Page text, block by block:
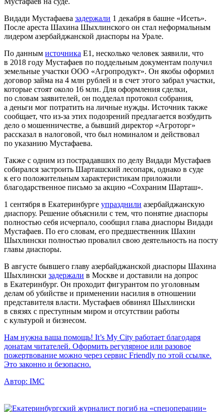
Видади Мустафаева задержали 1 декабря в башне «Исеть».
После ареста Шахина Шыхлинского он стал неформальным
лидером азербайджанской диаспоры на Урале.
По данным источника E1, несколько человек заявили, что
в 2018 году Мустафаев по поддельным документам получил
земельные участки ООО «Агропродукт». Он якобы оформил
договор займа на 4 млн рублей и в счет этого забрал участки,
которые стоят около 16 млн. Для оформления сделки,
по словам заявителей, он подделал протокол собрания,
а деньги мог потратить на личные нужды. Источник также
сообщает, что из-за этих подозрений предлагается возбудить
дело о мошенничестве, а бывший директор «Агроторг»
рассказал в налоговой, что был номиналом и действовал
по указанию Мустафаева.
Также с одним из пострадавших по делу Видади Мустафаев
собирался застроить Шарташский лесопарк, однако в суде
к его положительным характеристикам приложили
благодарственное письмо за акцию «Сохраним Шарташ».
1 сентября в Екатеринбурге упразднили азербайджанскую
диаспору. Решение объяснили с тем, что понятие диаспоры
полностью себя исчерпало, сообщил глава диаспоры Видади
Мустафаев. По его словам, его предшественник Шахин
Шыхлински полностью провалил свою деятельность на посту
главы диаспоры.
В августе бывшего главу азербайджанской диаспоры Шахина
Шыхлински задержали в Москве и доставили на допрос
в Екатеринбург. Он проходит фигурантом по уголовным
делам об убийстве и применении насилия в отношении
представителя власти. Мустафаев обвинял Шыхлински
в связях с преступным миром и отсутствии работы
с культурой и бизнесом.
Нам нужна ваша помощь! It’s My City работает благодаря
донатам читателей. Оформить регулярное или разовое
пожертвование можно через сервис Friendly по этой ссылке.
Это законно и безопасно.
Автор: IMC